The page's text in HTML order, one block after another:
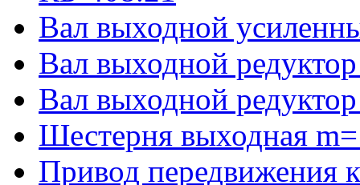
Вал выходной
Вал выходной
Вал выходной
Шестерня выходная
Привод передвижения